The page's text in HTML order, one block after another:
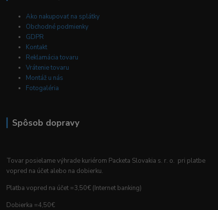
Ako nakupovať na splátky
Obchodné podmienky
GDPR
Kontakt
Reklamácia tovaru
Vrátenie tovaru
Montáž u nás
Fotogaléria
Spôsob dopravy
Tovar posielame výhrade kuriérom Packeta Slovakia s. r. o. pri platbe
vopred na účet alebo na dobierku.
Platba vopred na účet =3,50€ (Internet banking)
Dobierka =4,50€